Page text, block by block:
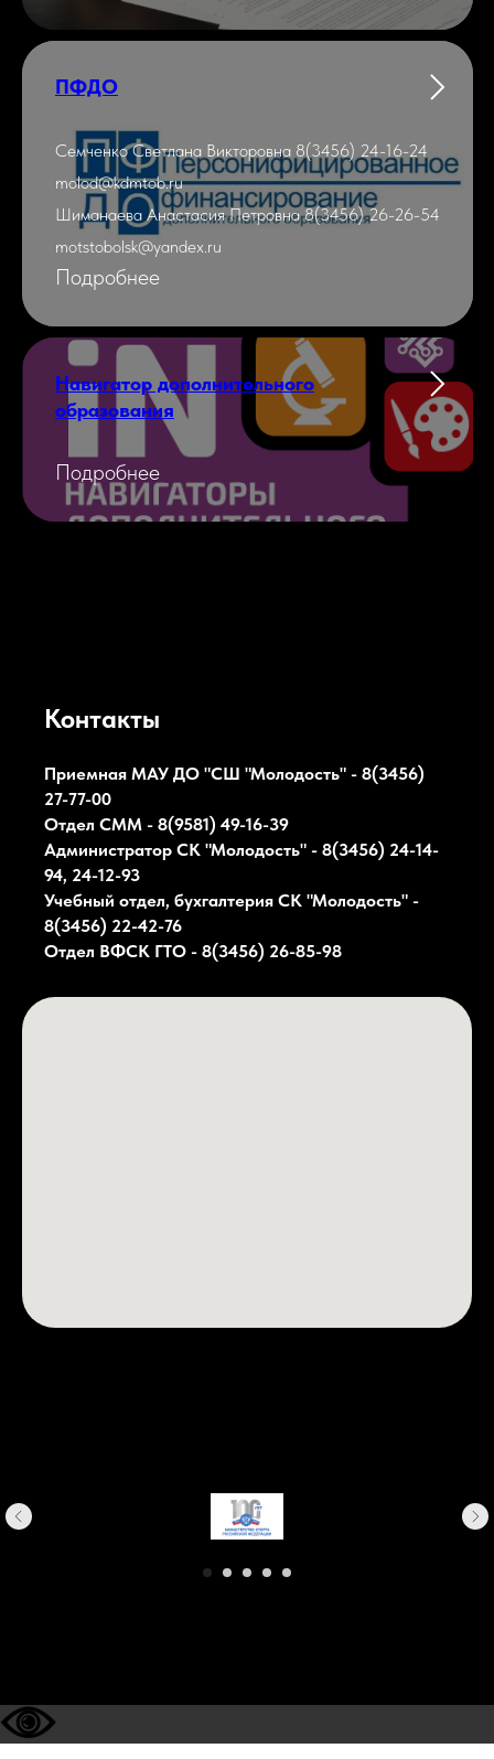
ПФДО
Семченко Светлана Викторовна 8(3456) 24-16-24
molod@kdmtob.ru
Шиманаева Анастасия Петровна 8(3456) 26-26-54
motstobolsk@yandex.ru
Подробнее
Навигатор дополнительного
образования
Подробнее
Контакты
Приемная МАУ ДО "СШ "Молодость" - 8(3456)
27-77-00
Отдел СММ - 8(9581) 49-16-39
Администратор СК "Молодость" - 8(3456) 24-14-
94, 24-12-93
Учебный отдел, бухгалтерия СК "Молодость" -
8(3456) 22-42-76
Отдел ВФСК ГТО - 8(3456) 26-85-98